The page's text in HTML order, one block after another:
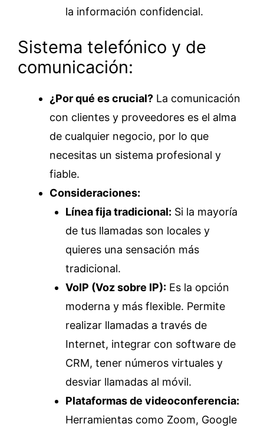
la información confidencial.
Sistema telefónico y de
comunicación:
¿Por qué es crucial? La comunicación
con clientes y proveedores es el alma
de cualquier negocio, por lo que
necesitas un sistema profesional y
fiable.
Consideraciones:
Línea fija tradicional: Si la mayoría
de tus llamadas son locales y
quieres una sensación más
tradicional.
VoIP (Voz sobre IP): Es la opción
moderna y más flexible. Permite
realizar llamadas a través de
Internet, integrar con software de
CRM, tener números virtuales y
desviar llamadas al móvil.
Plataformas de videoconferencia:
Herramientas como Zoom, Google